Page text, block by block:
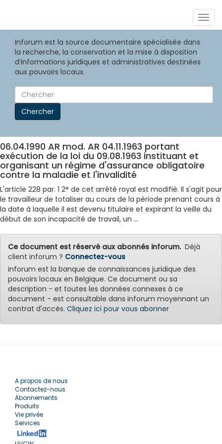
Inforum est la source documentaire spécialisée dans
la recherche, la conservation et la mise à disposition
d’informations juridiques et administratives destinées
aux pouvoirs locaux.
Chercher
06.04.1990 AR mod. AR 04.11.1963 portant
exécution de la loi du 09.08.1963 instituant et
organisant un régime d'assurance obligatoire
contre la maladie et l'invalidité
L'article 228 par. 1 2° de cet arrêté royal est modifié. Il s'agit pour
le travailleur de totaliser au cours de la période prenant cours à
la date à laquelle il est devenu titulaire et expirant la veille du
début de son incapacité de travail, un ...
Ce document est réservé aux abonnés inforum.Déjà
client inforum ? Connectez-vous
inforum est la banque de connaissances juridique des
pouvoirs locaux en Belgique. Ce document ou sa
description - et toutes les données connexes à ce
document - est consultable dans inforum moyennant un
contrat d'accès. Cliquez ici pour vous abonner
A propos de nous
Contactez-nous
Abonnements
Produits
Vie privée
Services